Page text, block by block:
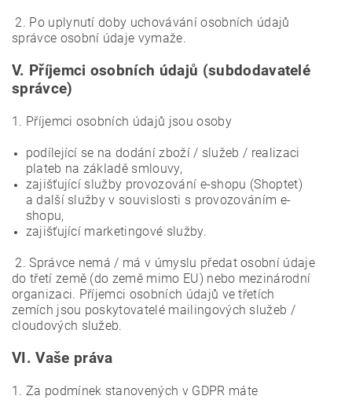
2. Po uplynutí doby uchovávání osobních údajů
správce osobní údaje vymaže.
V. Příjemci osobních údajů (subdodavatelé
správce)
1. Příjemci osobních údajů jsou osoby
podílející se na dodání zboží / služeb / realizaci
plateb na základě smlouvy,
zajišťující služby provozování e-shopu (Shoptet)
a další služby v souvislosti s provozováním e-
shopu,
zajišťující marketingové služby.
2. Správce nemá / má v úmyslu předat osobní údaje
do třetí země (do země mimo EU) nebo mezinárodní
organizaci. Příjemci osobních údajů ve třetích
zemích jsou poskytovatelé mailingových služeb /
cloudových služeb.
VI.Vaše práva
1. Za podmínek stanovených v GDPR máte